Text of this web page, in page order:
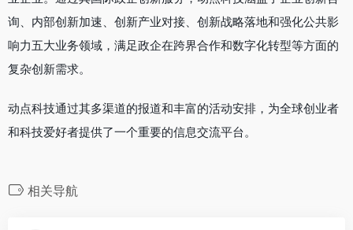
询、内部创新加速、创新产业对接、创新战略落地和强化公共影
响力五大业务领域，满足政企在跨界合作和数字化转型等方面的
复杂创新需求。
动点科技通过其多渠道的报道和丰富的活动安排，为全球创业者
和科技爱好者提供了一个重要的信息交流平台。
相关导航